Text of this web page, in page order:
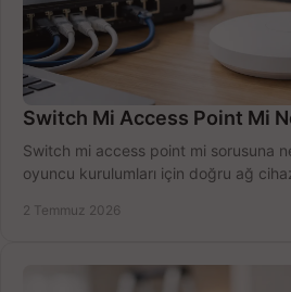
Switch Mi Access Point Mi
Switch mi access point mi sorusuna
oyuncu kurulumları için doğru ağ
2 Temmuz 2026